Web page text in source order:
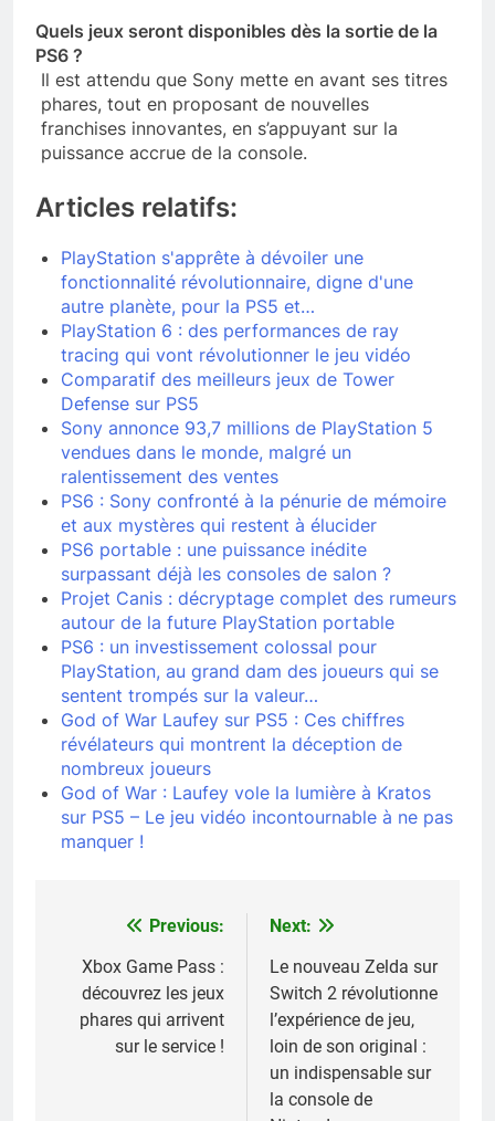
Quels jeux seront disponibles dès la sortie de la
PS6 ?
Il est attendu que Sony mette en avant ses titres
phares, tout en proposant de nouvelles
franchises innovantes, en s’appuyant sur la
puissance accrue de la console.
Articles relatifs:
PlayStation s'apprête à dévoiler une
fonctionnalité révolutionnaire, digne d'une
autre planète, pour la PS5 et…
PlayStation 6 : des performances de ray
tracing qui vont révolutionner le jeu vidéo
Comparatif des meilleurs jeux de Tower
Defense sur PS5
Sony annonce 93,7 millions de PlayStation 5
vendues dans le monde, malgré un
ralentissement des ventes
PS6 : Sony confronté à la pénurie de mémoire
et aux mystères qui restent à élucider
PS6 portable : une puissance inédite
surpassant déjà les consoles de salon ?
Projet Canis : décryptage complet des rumeurs
autour de la future PlayStation portable
PS6 : un investissement colossal pour
PlayStation, au grand dam des joueurs qui se
sentent trompés sur la valeur…
God of War Laufey sur PS5 : Ces chiffres
révélateurs qui montrent la déception de
nombreux joueurs
God of War : Laufey vole la lumière à Kratos
sur PS5 – Le jeu vidéo incontournable à ne pas
manquer !
Navigation
de
l’article
Previous:
Xbox Game Pass :
découvrez les jeux
phares qui arrivent
sur le service !
Next:
Le nouveau Zelda sur
Switch 2 révolutionne
l’expérience de jeu,
loin de son original :
un indispensable sur
la console de